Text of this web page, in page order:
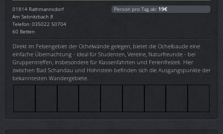
01814 Rathmannsdorf
Am Sebnitzbach 8
Telefon: 035022 50704
60 Betten
Person pro Tag ab: 19€
Direkt im Felsengebiet der Ochelwände gelegen, bietet die Ochelbaude eine
einfache Übernachtung - ideal für Studenten, Vereine, Naturfreunde - bei
Gruppentreffen, insbesondere für Klassenfahrten und Ferienfreizeit. Hier
zwischen Bad Schandau und Hohnstein befinden sich die Ausgangspunkte der
bekanntesten Wandergebiete.